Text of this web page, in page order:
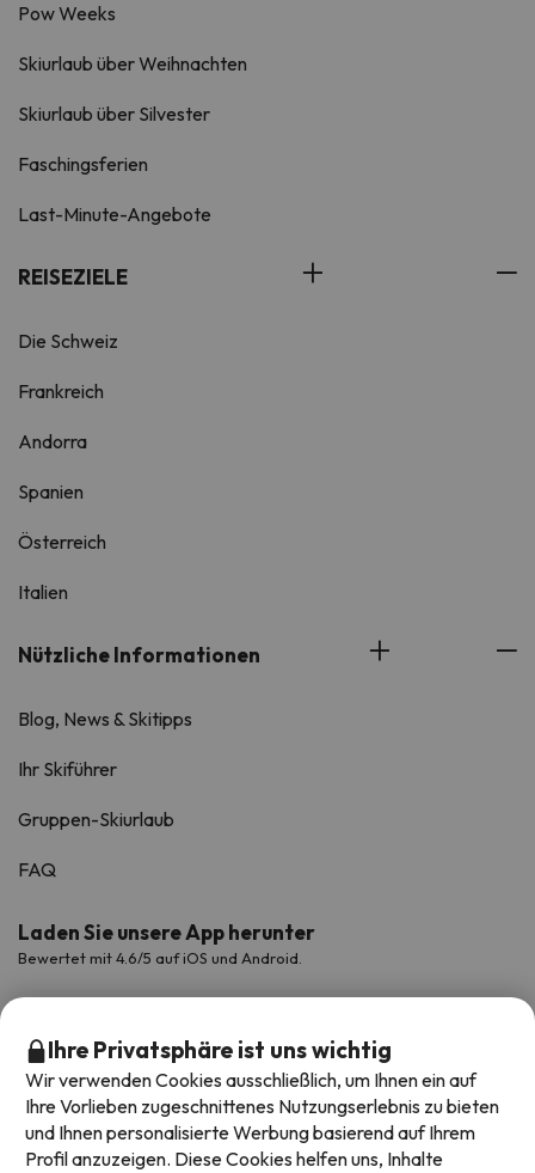
Pow Weeks
Skiurlaub über Weihnachten
Skiurlaub über Silvester
Faschingsferien
Last-Minute-Angebote
REISEZIELE
Die Schweiz
Frankreich
Andorra
Spanien
Österreich
Italien
Nützliche Informationen
Blog, News & Skitipps
Ihr Skiführer
Gruppen-Skiurlaub
FAQ
Laden Sie unsere App herunter
Bewertet mit 4.6/5 auf iOS und Android.
Ihre Privatsphäre ist uns wichtig
Wir verwenden Cookies ausschließlich, um Ihnen ein auf
Ihre Vorlieben zugeschnittenes Nutzungserlebnis zu bieten
und Ihnen personalisierte Werbung basierend auf Ihrem
Profil anzuzeigen. Diese Cookies helfen uns, Inhalte